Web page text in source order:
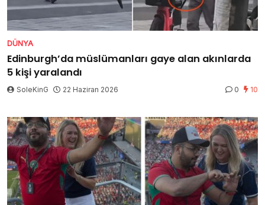
DÜNYA
Edinburgh’da müslümanları gaye alan akınlarda
5 kişi yaralandı
SoleKinG 22 Haziran 2026 0 10